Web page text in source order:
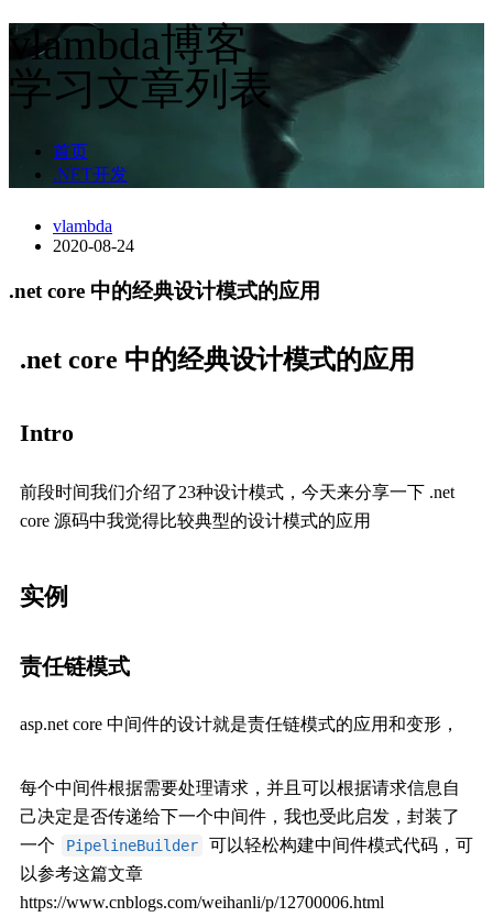
vlambda博客
学习文章列表
首页
.NET开发
vlambda
2020-08-24
.net core 中的经典设计模式的应用
.net core 中的经典设计模式的应用
Intro
前段时间我们介绍了23种设计模式，今天来分享一下 .net
core 源码中我觉得比较典型的设计模式的应用
实例
责任链模式
asp.net core 中间件的设计就是责任链模式的应用和变形，
每个中间件根据需要处理请求，并且可以根据请求信息自
己决定是否传递给下一个中间件，我也受此启发，封装了
一个
PipelineBuilder
可以轻松构建中间件模式代码，可
以参考这篇文章
https://www.cnblogs.com/weihanli/p/12700006.html